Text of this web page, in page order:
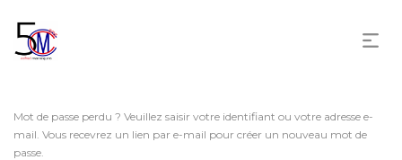
Mot de passe perdu ? Veuillez saisir votre identifiant ou votre adresse e-
mail. Vous recevrez un lien par e-mail pour créer un nouveau mot de
passe.